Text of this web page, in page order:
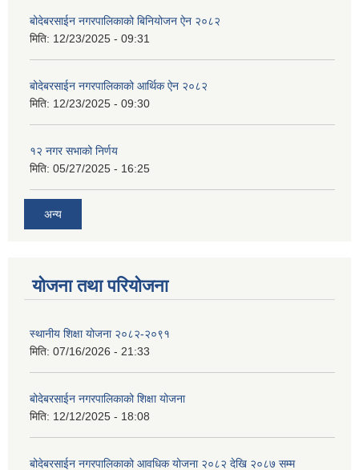
बोदेबरसाईन नगरपालिकाको बिनियोजन ऐन २०८२
मिति: 12/23/2025 - 09:31
बोदेबरसाईन नगरपालिकाको आर्थिक ऐन २०८२
मिति: 12/23/2025 - 09:30
१२ नगर सभाको निर्णय
मिति: 05/27/2025 - 16:25
अन्य
योजना तथा परियोजना
स्थानीय शिक्षा योजना २०८२-२०९१
मिति: 07/16/2026 - 21:33
बोदेबरसाईन नगरपालिकाको शिक्षा योजना
मिति: 12/12/2025 - 18:08
बोदेबरसाईन नगरपालिकाको आवधिक योजना २०८२ देखि २०८७ सम्म